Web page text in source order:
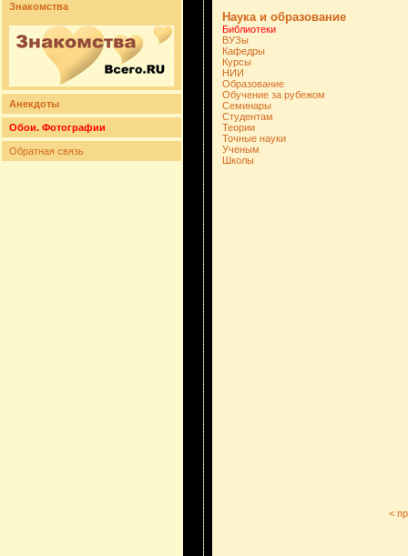
Знакомства
Анекдоты
Обои. Фотографии
Обратная связь
Наука и образование
Библиотеки
ВУЗы
Кафедры
Курсы
НИИ
Образование
Обучение за рубежом
Семинары
Студентам
Теории
Точные науки
Ученым
Школы
<